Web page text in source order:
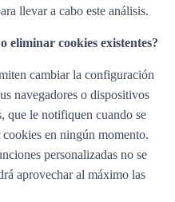
llevar a cabo este análisis.
eliminar cookies existentes?
cambiar la configuración
navegadores o dispositivos
que le notifiquen cuando se
en ningún momento.
personalizadas no se
aprovechar al máximo las